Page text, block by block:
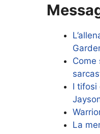
Come
I tifosi
La